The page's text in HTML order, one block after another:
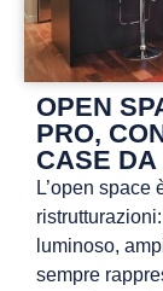
OPEN
PRO,
CASE DA
L’open
luminoso,
sempre